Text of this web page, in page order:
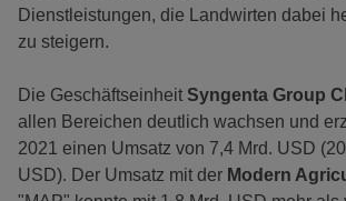
Dienstleistungen, die Landwirten dabei
zu steigern.
Die Geschäftseinheit Syngenta Group
allen Bereichen deutlich wachsen und
2021 einen Umsatz von 7,4 Mrd. USD
USD). Der Umsatz mit der Modern